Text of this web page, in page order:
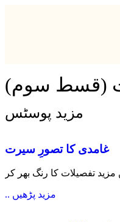
(قسط سوم)
مزید پوسٹس
غامدی کا تصورِ سیرت
تفصیلات کا رنگ بھر کر
.. مزید پڑھیں